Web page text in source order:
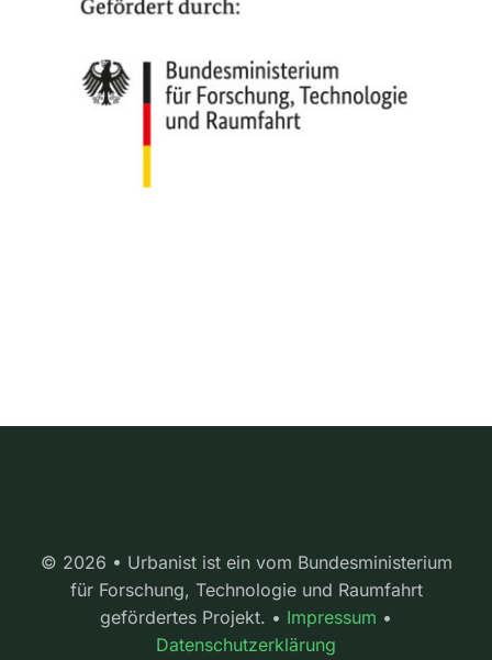
© 2026 • Urbanist ist ein vom Bundesministerium
für Forschung, Technologie und Raumfahrt
gefördertes Projekt. • Impressum •
Datenschutzerklärung